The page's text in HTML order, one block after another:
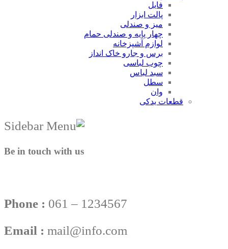
فایل
پالت ابزار
میز و صندلی
چهار پایه و صندلی حمام
لوازم آشپزخانه
برس و جارو خاک انداز
چوب لباسی
سبد لباس
سطل
وان
قطعات یدکی
Be in touch with us
Phone : 061 – 1234567
Email : mail@info.com